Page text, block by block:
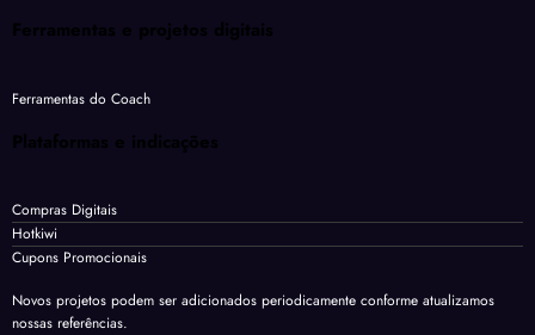
Ferramentas e projetos digitais
Ferramentas do Coach
Plataformas e indicações
Compras Digitais
Hotkiwi
Cupons Promocionais
Novos projetos podem ser adicionados periodicamente conforme atualizamos
nossas referências.